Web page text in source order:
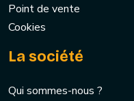
Point de vente
Cookies
La société
Qui sommes-nous ?